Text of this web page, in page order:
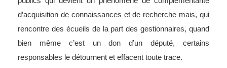
d’acquisition de connaissances et de recherche mais, qui
rencontre des écueils de la part des gestionnaires, quand
bien même c’est un don d’un député, certains
responsables le détournent et effacent toute trace.